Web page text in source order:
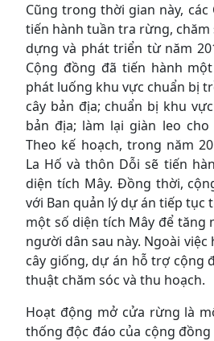
Cũng trong thời gian này,
tiến hành tuần tra rừng, chăm
dựng và phát triển từ năm
Cộng đồng đã tiến hành
phát luống khu vực chuẩn bị
cây bản địa; chuẩn bị khu
bản địa; làm lại giàn leo
Theo kế hoạch, trong năm
La Hố và thôn Dỗi sẽ tiến
diện tích Mây. Đồng thời,
với Ban quản lý dự án tiếp
một số diện tích Mây để tăng
người dân sau này. Ngoài
cây giống, dự án hỗ trợ cộng
thuật chăm sóc và thu hoạch.
Hoạt động mở cửa rừng là
thống độc đáo của cộng